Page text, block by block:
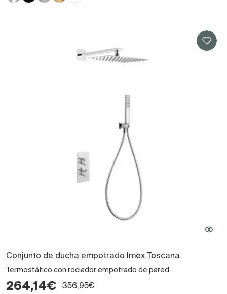
Conjunto de ducha empotrado Imex Toscana
Termostático con rociador empotrado de pared
264,14€ 356,95€